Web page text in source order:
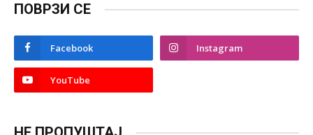
ПОВРЗИ СЕ
Facebook Instagram
YouTube